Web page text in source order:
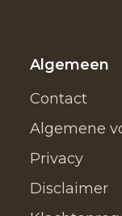
Algemeen
Contact
Algemene
Privacy
Disclaimer